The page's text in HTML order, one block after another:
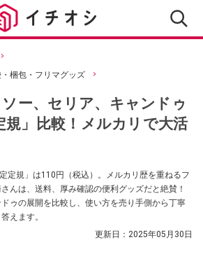
梱包・フリマグッズ
ソー、セリア、キャンドゥ
規」比較！メルカリで大活
定規」は110円（税込）。メルカリ歴を重ねるフ
んは、送料、厚み確認の便利グッズだと絶賛！
ゥの展開を比較し、使い方を売り手側から丁寧
えます。
更新日： 2025年05月30日